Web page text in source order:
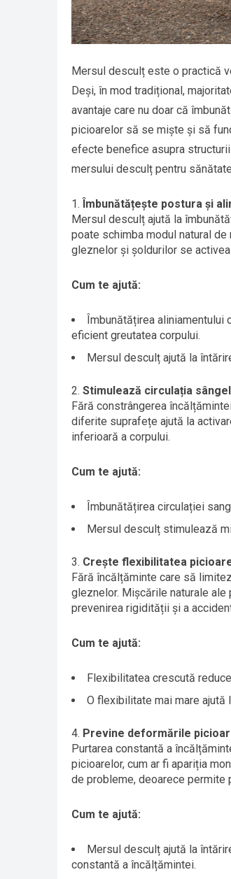
Mersul desculț este o practică
Deși, în mod tradițional,
avantaje care nu doar că
picioarelor să se miște și să
efecte benefice asupra
mersului desculț pentru
Îmbunătățește postura și
Mersul desculț ajută la
poate schimba modul natural
gleznelor și șoldurilor se
Cum te ajută:
Îmbunătățirea aliniamentului
eficient greutatea corpului.
Mersul desculț ajută la
Stimulează circulația
Fără constrângerea
diferite suprafețe ajută la
inferioară a corpului.
Cum te ajută:
Îmbunătățirea circulației
Mersul desculț stimulează
Crește flexibilitatea
Fără încălțăminte care să
gleznelor. Mișcările naturale
prevenirea rigidității și a
Cum te ajută:
Flexibilitatea crescută
O flexibilitate mai mare ajută
Previne deformările
Purtarea constantă a
picioarelor, cum ar fi apariția
de probleme, deoarece permite
Cum te ajută:
Mersul desculț ajută la
constantă a încălțămintei.